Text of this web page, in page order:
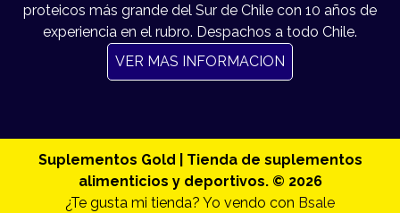
proteicos más grande del Sur de Chile con 10 años de
experiencia en el rubro. Despachos a todo Chile.
VER MAS INFORMACION
Suplementos Gold | Tienda de suplementos
alimenticios y deportivos. © 2026
¿Te gusta mi tienda? Yo vendo con Bsale